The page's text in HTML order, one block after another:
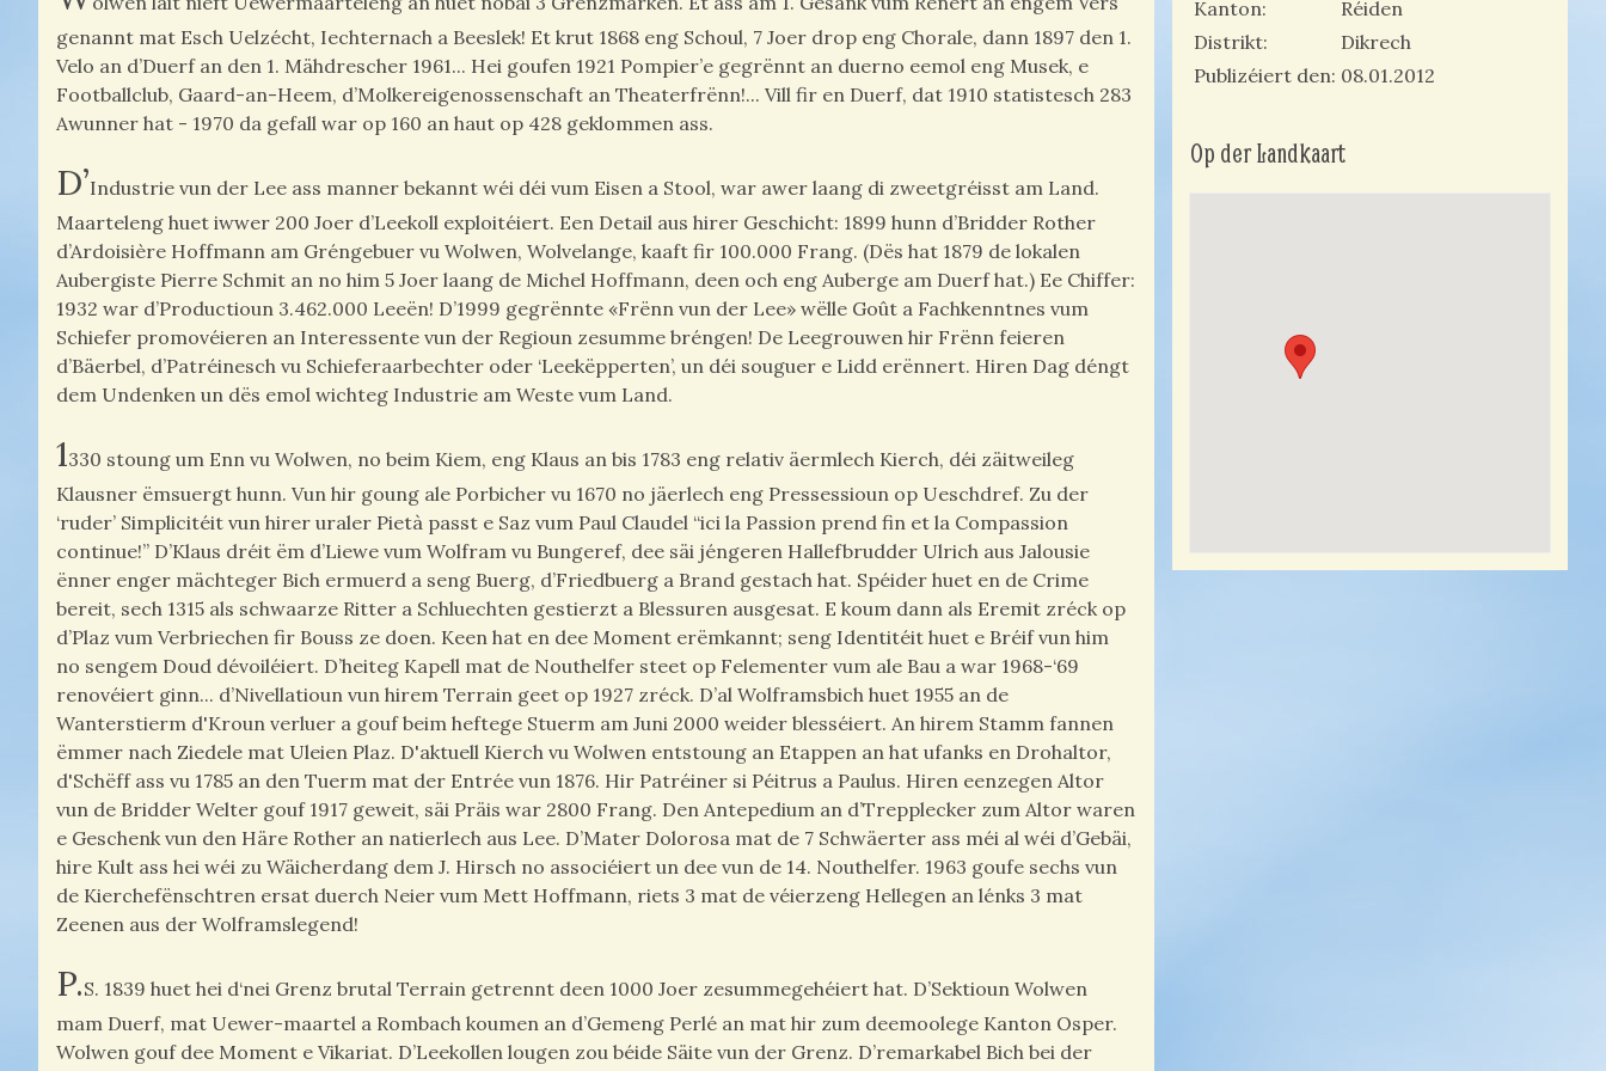
genannt mat Esch Uelzécht, Iechternach a Beeslek! Et krut 1868 eng Schoul, 7 Joer drop eng Chorale, dann 1897 den 1.
Velo an d’Duerf an den 1. Mähdrescher 1961... Hei goufen 1921 Pompier’e gegrënnt an duerno eemol eng Musek, e
Footballclub, Gaard-an-Heem, d’Molkereigenossenschaft an Theaterfrënn!... Vill fir en Duerf, dat 1910 statistesch 283
Awunner hat - 1970 da gefall war op 160 an haut op 428 geklommen ass.
D’Industrie vun der Lee ass manner bekannt wéi déi vum Eisen a Stool, war awer laang di zweetgréisst am Land.
Maarteleng huet iwwer 200 Joer d’Leekoll exploitéiert. Een Detail aus hirer Geschicht: 1899 hunn d’Bridder Rother
d’Ardoisière Hoffmann am Gréngebuer vu Wolwen, Wolvelange, kaaft fir 100.000 Frang. (Dës hat 1879 de lokalen
Aubergiste Pierre Schmit an no him 5 Joer laang de Michel Hoffmann, deen och eng Auberge am Duerf hat.) Ee Chiffer:
1932 war d’Productioun 3.462.000 Leeën! D’1999 gegrënnte «Frënn vun der Lee» wëlle Goût a Fachkenntnes vum
Schiefer promovéieren an Interessente vun der Regioun zesumme bréngen! De Leegrouwen hir Frënn feieren
d’Bäerbel, d’Patréinesch vu Schieferaarbechter oder ‘Leekëpperten’, un déi souguer e Lidd erënnert. Hiren Dag déngt
dem Undenken un dës emol wichteg Industrie am Weste vum Land.
1330 stoung um Enn vu Wolwen, no beim Kiem, eng Klaus an bis 1783 eng relativ äermlech Kierch, déi zäitweileg
Klausner ëmsuergt hunn. Vun hir goung ale Porbicher vu 1670 no jäerlech eng Pressessioun op Ueschdref. Zu der
‘ruder’ Simplicitéit vun hirer uraler Pietà passt e Saz vum Paul Claudel “ici la Passion prend fin et la Compassion
continue!” D’Klaus dréit ëm d’Liewe vum Wolfram vu Bungeref, dee säi jéngeren Hallefbrudder Ulrich aus Jalousie
ënner enger mächteger Bich ermuerd a seng Buerg, d’Friedbuerg a Brand gestach hat. Spéider huet en de Crime
bereit, sech 1315 als schwaarze Ritter a Schluechten gestierzt a Blessuren ausgesat. E koum dann als Eremit zréck op
d’Plaz vum Verbriechen fir Bouss ze doen. Keen hat en dee Moment erëmkannt; seng Identitéit huet e Bréif vun him
no sengem Doud dévoiléiert. D’heiteg Kapell mat de Nouthelfer steet op Felementer vum ale Bau a war 1968-‘69
renovéiert ginn... d’Nivellatioun vun hirem Terrain geet op 1927 zréck. D’al Wolframsbich huet 1955 an de
Wanterstierm d'Kroun verluer a gouf beim heftege Stuerm am Juni 2000 weider blesséiert. An hirem Stamm fannen
ëmmer nach Ziedele mat Uleien Plaz. D'aktuell Kierch vu Wolwen entstoung an Etappen an hat ufanks en Drohaltor,
d'Schëff ass vu 1785 an den Tuerm mat der Entrée vun 1876. Hir Patréiner si Péitrus a Paulus. Hiren eenzegen Altor
vun de Bridder Welter gouf 1917 geweit, säi Präis war 2800 Frang. Den Antepedium an d’Trepplecker zum Altor waren
e Geschenk vun den Häre Rother an natierlech aus Lee. D’Mater Dolorosa mat de 7 Schwäerter ass méi al wéi d’Gebäi,
hire Kult ass hei wéi zu Wäicherdang dem J. Hirsch no associéiert un dee vun de 14. Nouthelfer. 1963 goufe sechs vun
de Kierchefënschtren ersat duerch Neier vum Mett Hoffmann, riets 3 mat de véierzeng Hellegen an lénks 3 mat
Zeenen aus der Wolframslegend!
P.S. 1839 huet hei d‘nei Grenz brutal Terrain getrennt deen 1000 Joer zesummegehéiert hat. D’Sektioun Wolwen
mam Duerf, mat Uewer-maartel a Rombach koumen an d’Gemeng Perlé an mat hir zum deemoolege Kanton Osper.
Wolwen gouf dee Moment e Vikariat. D’Leekollen lougen zou béide Säite vun der Grenz. D’remarkabel Bich bei der
Kanton
Réiden
Distrikt
Dikrech
Publizéiert den 08.01.2012
Op der Landkaart